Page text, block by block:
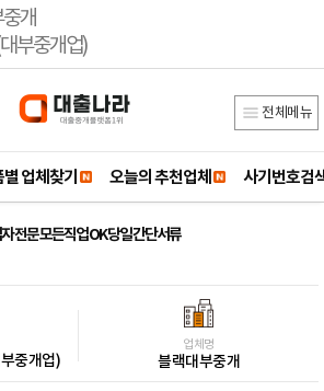
개
부중개업)
전체메뉴
업체찾기 오늘의 추천업체 사기번호검
전문 모든직업 OK 당일 간단서류
중개업)
업체명
블랙대부중개